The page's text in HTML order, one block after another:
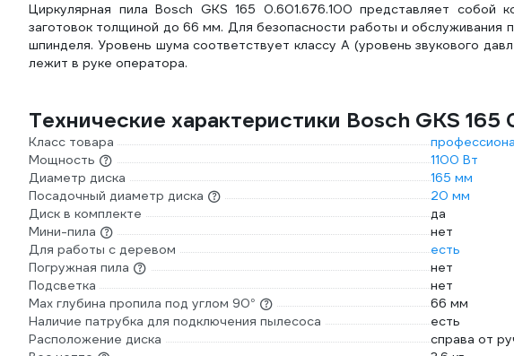
Циркулярная пила Bosch GKS 165 0.601.676.100 представляет собой
заготовок толщиной до 66 мм. Для безопасности работы и обслуживания
шпинделя. Уровень шума соответствует классу А (уровень звукового
лежит в руке оператора.
Технические характеристики Bosch GKS 165
Класс товара
Мощность
1100 Вт
Диаметр диска
165 мм
Посадочный диаметр диска
20 мм
Диск в комплекте
да
Мини-пила
нет
Для работы с деревом
есть
Погружная пила
нет
Подсветка
нет
Max глубина пропила под углом 90°
66 мм
Наличие патрубка для подключения пылесоса
есть
Расположение диска
справа от